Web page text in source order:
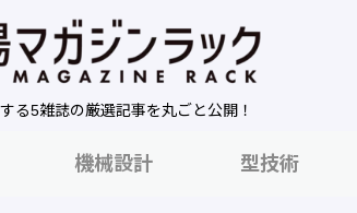
る5雑誌の厳選記事を丸ごと公開！
機械設計 型技術